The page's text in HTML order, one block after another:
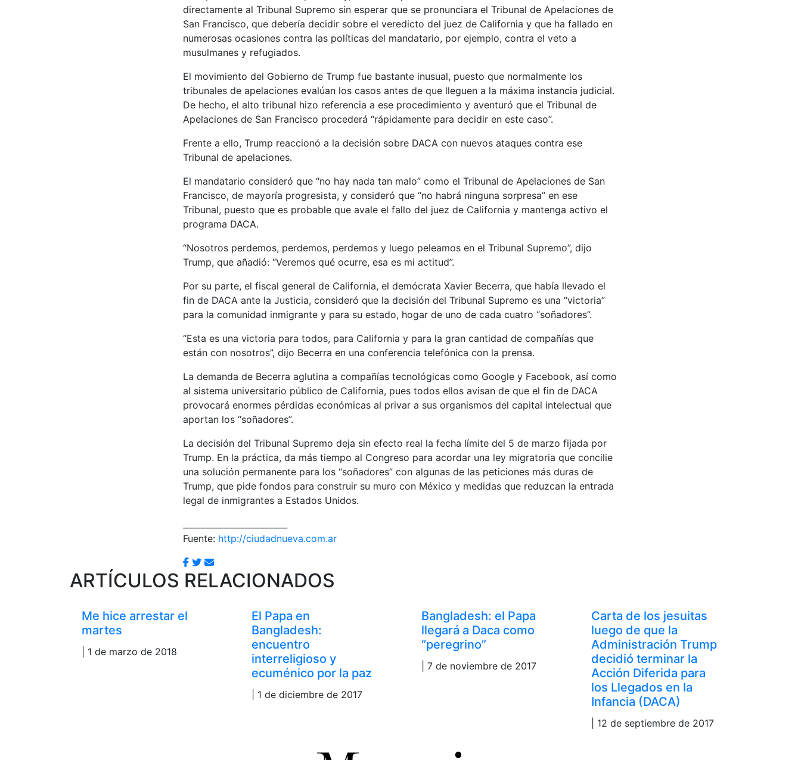
directamente al Tribunal Supremo sin esperar que se pronunciara el Tribunal de Apelaciones de
San Francisco, que debería decidir sobre el veredicto del juez de California y que ha fallado en
numerosas ocasiones contra las políticas del mandatario, por ejemplo, contra el veto a
musulmanes y refugiados.
El movimiento del Gobierno de Trump fue bastante inusual, puesto que normalmente los
tribunales de apelaciones evalúan los casos antes de que lleguen a la máxima instancia judicial.
De hecho, el alto tribunal hizo referencia a ese procedimiento y aventuró que el Tribunal de
Apelaciones de San Francisco procederá “rápidamente para decidir en este caso”.
Frente a ello, Trump reaccionó a la decisión sobre DACA con nuevos ataques contra ese
Tribunal de apelaciones.
El mandatario consideró que “no hay nada tan malo” como el Tribunal de Apelaciones de San
Francisco, de mayoría progresista, y consideró que “no habrá ninguna sorpresa” en ese
Tribunal, puesto que es probable que avale el fallo del juez de California y mantenga activo el
programa DACA.
“Nosotros perdemos, perdemos, perdemos y luego peleamos en el Tribunal Supremo”, dijo
Trump, que añadió: “Veremos qué ocurre, esa es mi actitud”.
Por su parte, el fiscal general de California, el demócrata Xavier Becerra, que había llevado el
fin de DACA ante la Justicia, consideró que la decisión del Tribunal Supremo es una “victoria”
para la comunidad inmigrante y para su estado, hogar de uno de cada cuatro “soñadores”.
“Esta es una victoria para todos, para California y para la gran cantidad de compañías que
están con nosotros”, dijo Becerra en una conferencia telefónica con la prensa.
La demanda de Becerra aglutina a compañías tecnológicas como Google y Facebook, así como
al sistema universitario público de California, pues todos ellos avisan de que el fin de DACA
provocará enormes pérdidas económicas al privar a sus organismos del capital intelectual que
aportan los “soñadores”.
La decisión del Tribunal Supremo deja sin efecto real la fecha límite del 5 de marzo fijada por
Trump. En la práctica, da más tiempo al Congreso para acordar una ley migratoria que concilie
una solución permanente para los “soñadores” con algunas de las peticiones más duras de
Trump, que pide fondos para construir su muro con México y medidas que reduzcan la entrada
legal de inmigrantes a Estados Unidos.
Fuente: http://ciudadnueva.com.ar
ARTÍCULOS RELACIONADOS
Me hice arrestar el
martes
| 1 de marzo de 2018
El Papa en
Bangladesh:
encuentro
interreligioso y
ecuménico por la paz
| 1 de diciembre de 2017
Bangladesh: el Papa
llegará a Daca como
“peregrino”
| 7 de noviembre de 2017
Carta de los jesuitas
luego de que la
Administración Trump
decidió terminar la
Acción Diferida para
los Llegados en la
Infancia (DACA)
| 12 de septiembre de 2017